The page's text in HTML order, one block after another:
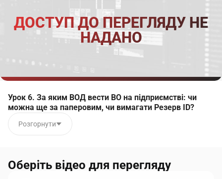
ДОСТУП ДО ПЕРЕГЛЯДУ НЕ
НАДАНО
Урок 6. За яким ВОД вести ВО на підприємстві: чи
можна ще за паперовим, чи вимагати Резерв ID?
Розгорнути
Оберіть відео для перегляду